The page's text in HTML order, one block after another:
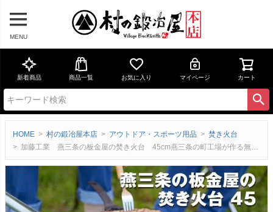
MENU
新着商品 商品一覧 お気に入り マイページ カート
HOME 村の鍛冶屋本店 アウトドア・スポーツ用品
焚き火台
加藤工業 燕三条の板金屋の焚き火台 45cm燕三条の町工場が作る無骨で、シンプル、原点回帰のための焚き火台ステンレス、黒皮鉄【頑張って送料無料！】